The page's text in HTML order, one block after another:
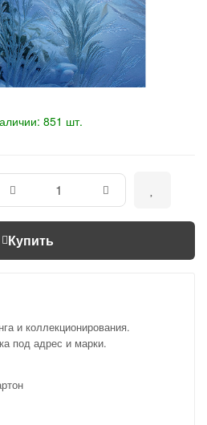
851 шт.
Купить
и коллекционирования.
под адрес и марки.